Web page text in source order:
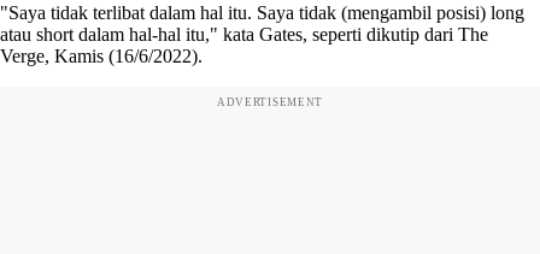
"Saya tidak terlibat dalam hal itu. Saya tidak (mengambil posisi) long
atau short dalam hal-hal itu," kata Gates, seperti dikutip dari The
Verge, Kamis (16/6/2022).
ADVERTISEMENT